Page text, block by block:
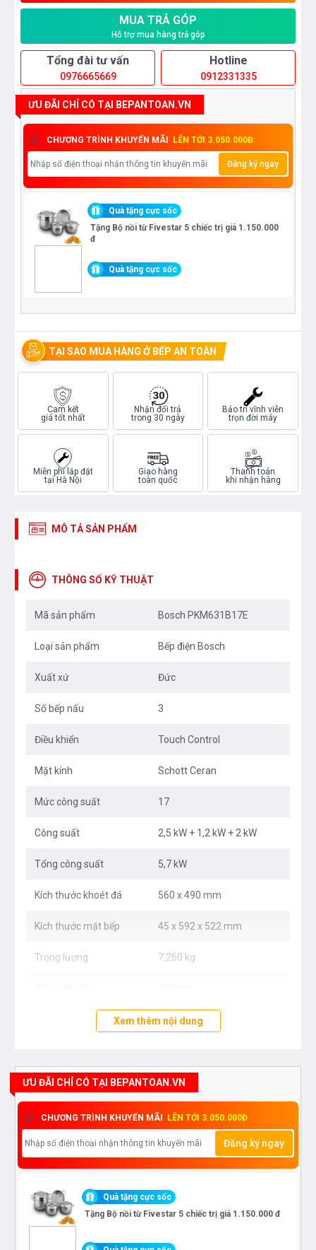
MUA TRẢ GÓP
Hỗ trợ mua hàng trả góp
Tổng đài tư vấn
0976665669
Hotline
0912331335
ƯU ĐÃI CHỈ CÓ TẠI BEPANTOAN.VN
CHƯƠNG TRÌNH KHUYẾN MÃI LÊN TỚI 3.050.000Đ
Đăng ký ngay
Quà tặng cực sốc
Tặng Bộ nồi từ Fivestar 5 chiếc trị giá 1.150.000
đ
Quà tặng cực sốc
TẠI SAO MUA HÀNG Ở BẾP AN TOÀN
Cam kết
giá tốt nhất
Nhận đổi trả
trong 30 ngày
Bảo trì vĩnh viễn
trọn đời máy
Miễn phí lắp đặt
tại Hà Nội
Giao hàng
toàn quốc
Thanh toán
khi nhận hàng
MÔ TẢ SẢN PHẨM
THÔNG SỐ KỸ THUẬT
Mã sản phẩm Bosch PKM631B17E
Loại sản phẩm Bếp điện Bosch
Xuất xứ Đức
Số bếp nấu 3
Điều khiển Touch Control
Mặt kính Schott Ceran
Mức công suất 17
Công suất 2,5 kW + 1,2 kW + 2 kW
Tổng công suất 5,7 kW
Kích thước khoét đá 560 x 490 mm
Kích thước mặt bếp 45 x 592 x 522 mm
Trọng lượng 7,260 kg
Điện
Xem thêm nội dung
ƯU ĐÃI CHỈ CÓ TẠI BEPANTOAN.VN
CHƯƠNG TRÌNH KHUYẾN MÃI LÊN TỚI 3.050.000Đ
Đăng ký ngay
Quà tặng cực sốc
Tặng Bộ nồi từ Fivestar 5 chiếc trị giá 1.150.000 đ